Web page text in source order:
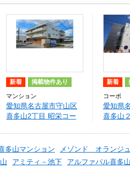
新着 掲載物件あり
マンション
愛知県名古屋市守山区
喜多山2丁目 昭栄コー
新着
コーポ
愛知県
喜多山
多山マンション メゾンド オランジュ
アミティ－池下 アルファパル喜多山